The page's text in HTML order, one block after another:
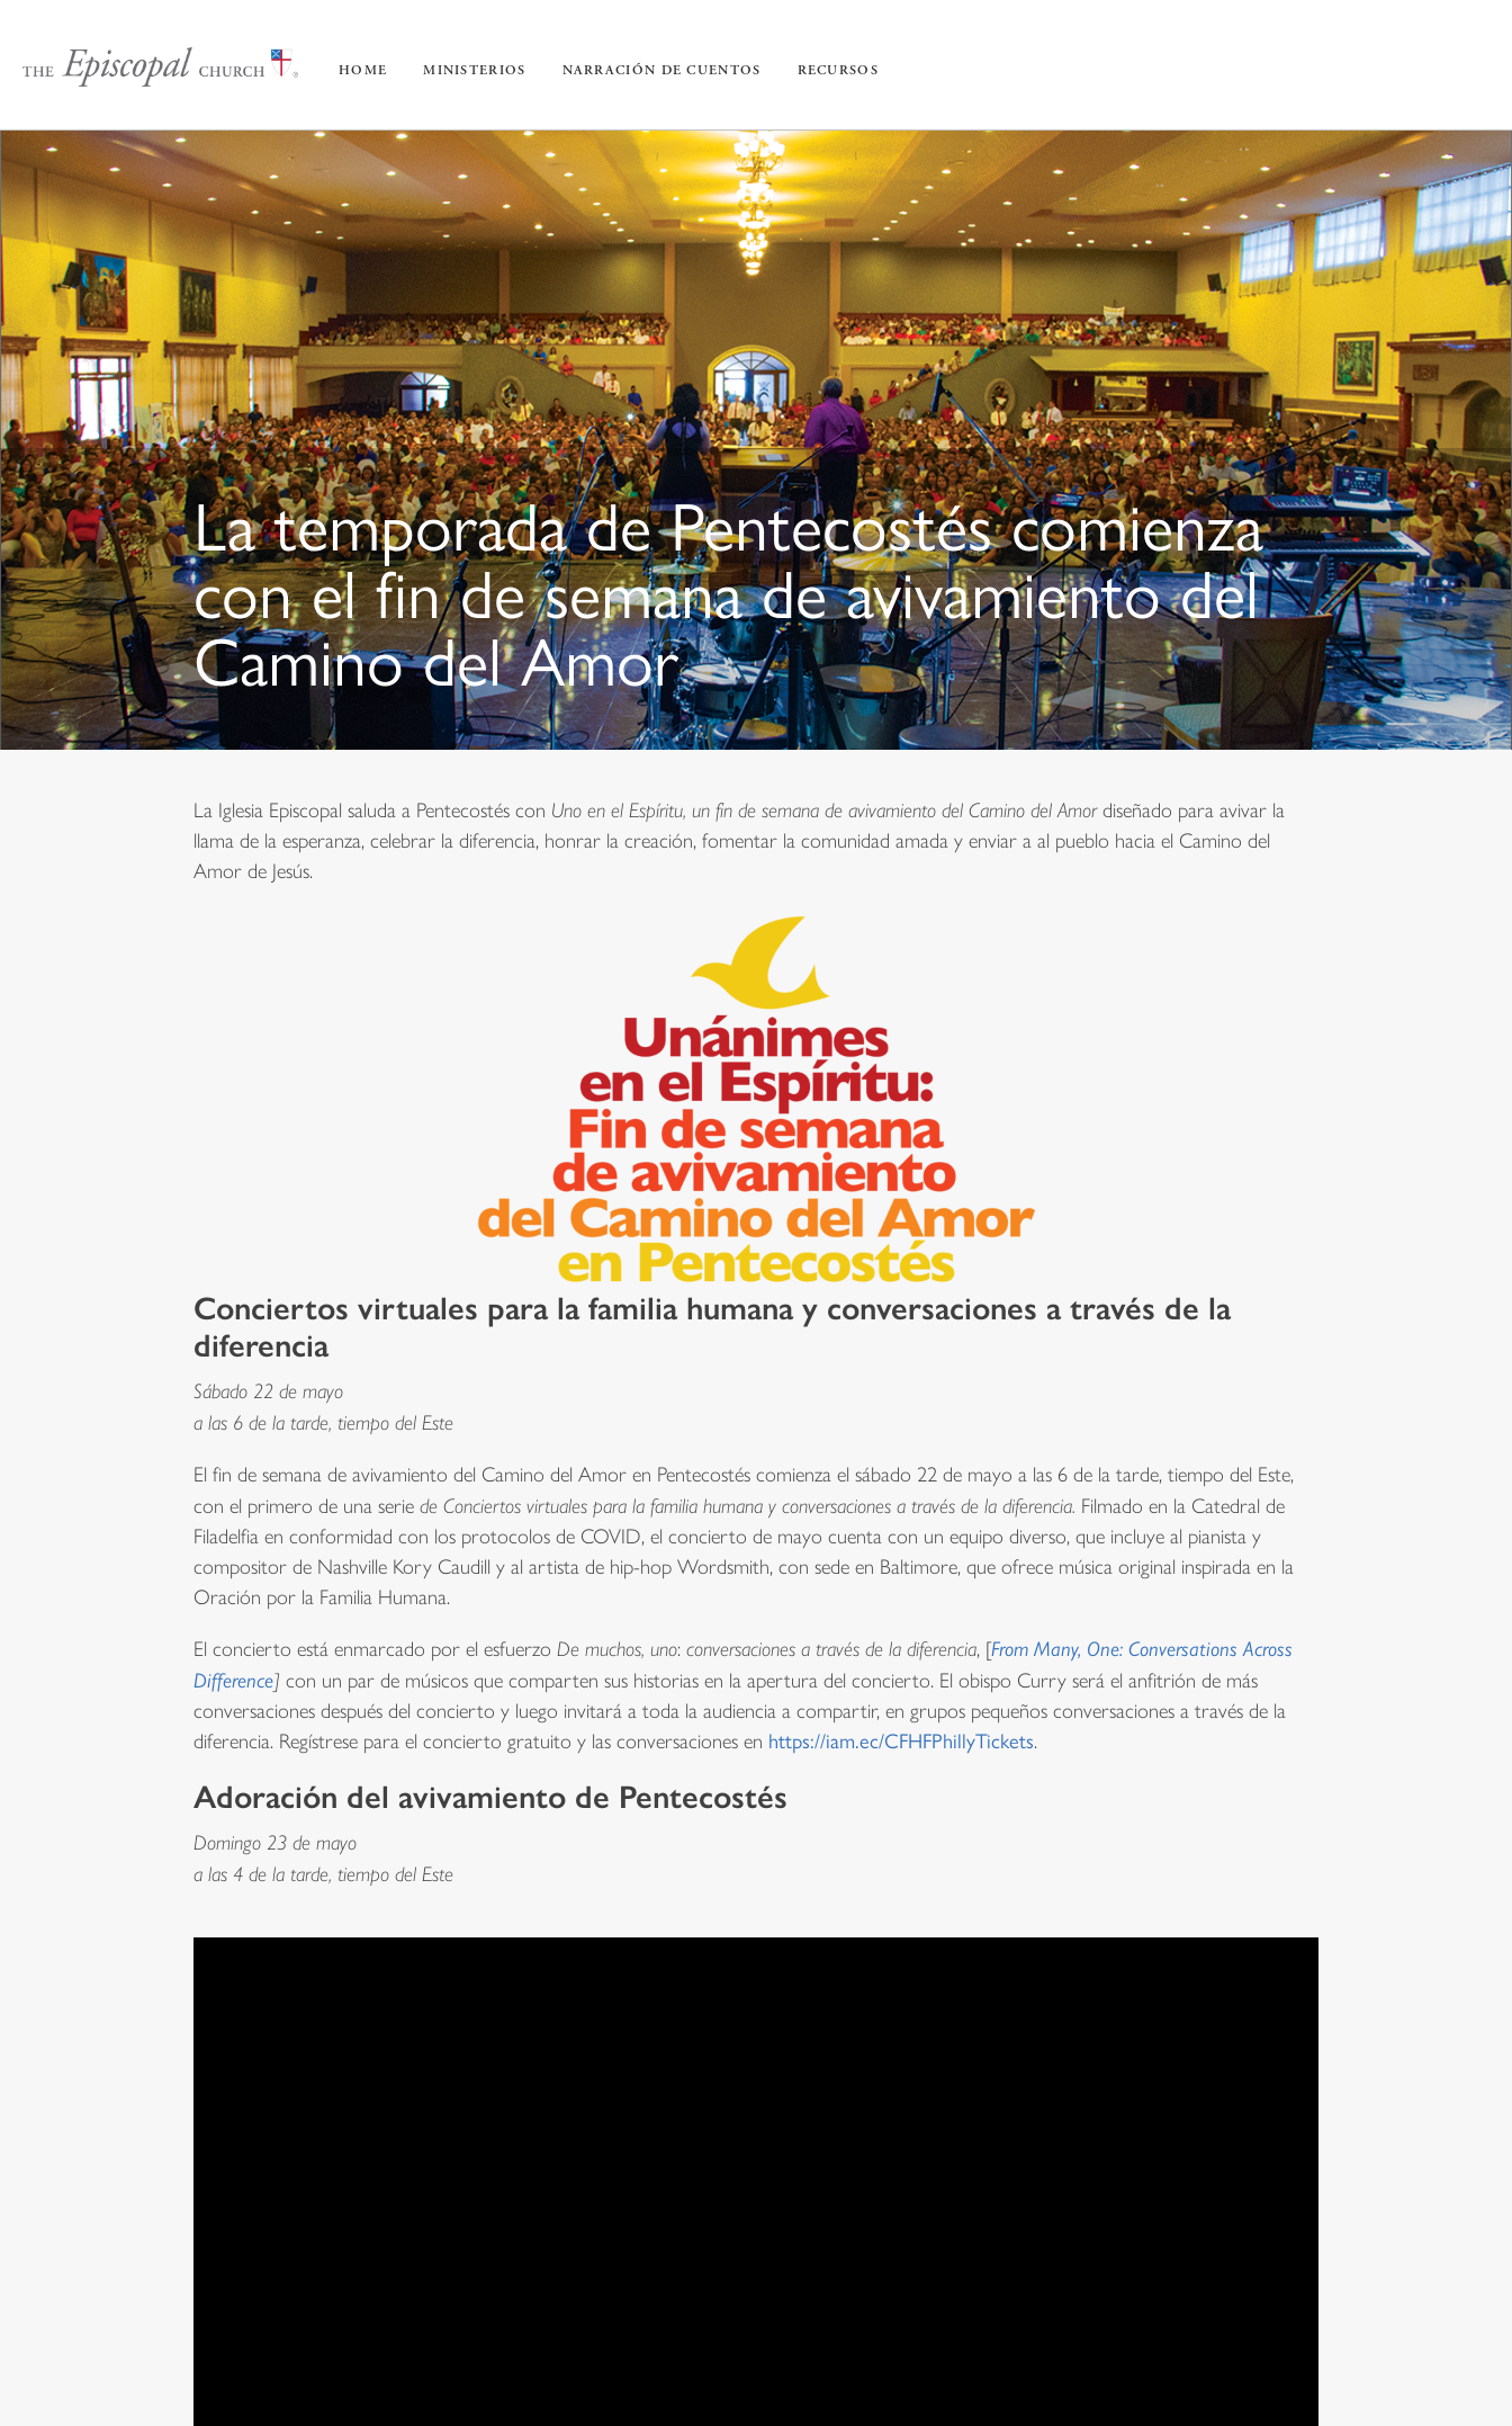
HOME MINISTERIOS NARRACIÓN DE CUENTOS RECURSOS
La temporada de Pentecostés comienza
con el fin de semana de avivamiento del
Camino del Amor
La Iglesia Episcopal saluda a Pentecostés con Uno en el Espíritu, un fin de semana de avivamiento del Camino del Amordiseñado para avivar la
llama de la esperanza, celebrar la diferencia, honrar la creación, fomentar la comunidad amada y enviar a al pueblo hacia el Camino del
Amor de Jesús.
Conciertos virtuales para la familia humana y conversaciones a través de la
diferencia
Sábado 22 de mayo
a las 6 de la tarde, tiempo del Este
El fin de semana de avivamiento del Camino del Amor en Pentecostés comienza el sábado 22 de mayo a las 6 de la tarde, tiempo del Este,
con el primero de una serie de Conciertos virtuales para la familia humana y conversaciones a través de la diferencia. Filmado en la Catedral de
Filadelfia en conformidad con los protocolos de COVID, el concierto de mayo cuenta con un equipo diverso, que incluye al pianista y
compositor de Nashville Kory Caudill y al artista de hip-hop Wordsmith, con sede en Baltimore, que ofrece música original inspirada en la
Oración por la Familia Humana.
El concierto está enmarcado por el esfuerzo De muchos, uno: conversaciones a través de la diferencia, [From Many, One: Conversations Across
Difference] con un par de músicos que comparten sus historias en la apertura del concierto. El obispo Curry será el anfitrión de más
conversaciones después del concierto y luego invitará a toda la audiencia a compartir, en grupos pequeños conversaciones a través de la
diferencia. Regístrese para el concierto gratuito y las conversaciones en https://iam.ec/CFHFPhillyTickets.
Adoración del avivamiento de Pentecostés
Domingo 23 de mayo
a las 4 de la tarde, tiempo del Este